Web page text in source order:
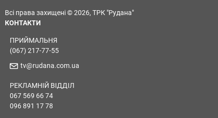
Всі права захищені © 2026, ТРК "Рудана"
КОНТАКТИ
ПРИЙМАЛЬНЯ
(067) 217-77-55
tv@rudana.com.ua
РЕКЛАМНІЙ ВІДДІЛ
067 569 66 74
096 891 17 78